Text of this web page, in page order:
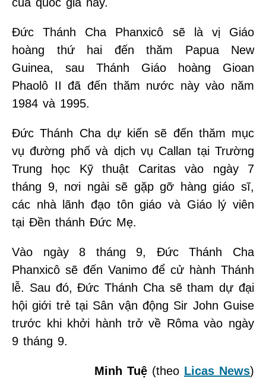
Đức Thánh Cha Phanxicô sẽ là vị Giáo
hoàng thứ hai đến thăm Papua New
Guinea, sau Thánh Giáo hoàng Gioan
Phaolô II đã đến thăm nước này vào năm
1984 và 1995.
Đức Thánh Cha dự kiến ​​sẽ đến thăm mục
vụ đường phố và dịch vụ Callan tại Trường
Trung học Kỹ thuật Caritas vào ngày 7
tháng 9, nơi ngài sẽ gặp gỡ hàng giáo sĩ,
các nhà lãnh đạo tôn giáo và Giáo lý viên
tại Đền thánh Đức Mẹ.
Vào ngày 8 tháng 9, Đức Thánh Cha
Phanxicô sẽ đến Vanimo để cử hành Thánh
lễ. Sau đó, Đức Thánh Cha sẽ tham dự đại
hội giới trẻ tại Sân vận động Sir John Guise
trước khi khởi hành trở về Rôma vào ngày
9 tháng 9.
Minh Tuệ (theo Licas News)